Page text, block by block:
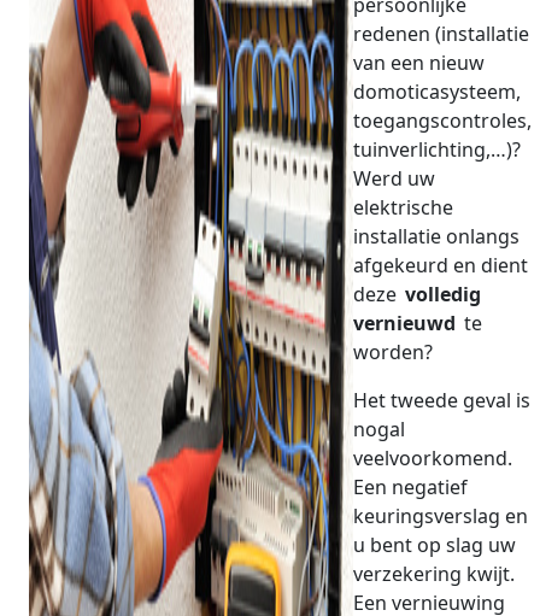
redenen (installatie
van een nieuw
domoticasysteem,
toegangscontroles,
tuinverlichting,…)?
Werd uw
elektrische
installatie onlangs
afgekeurd en dient
deze volledig
vernieuwd te
worden?
Het tweede geval is
nogal
veelvoorkomend.
Een negatief
keuringsverslag en
u bent op slag uw
verzekering kwijt.
Een vernieuwing